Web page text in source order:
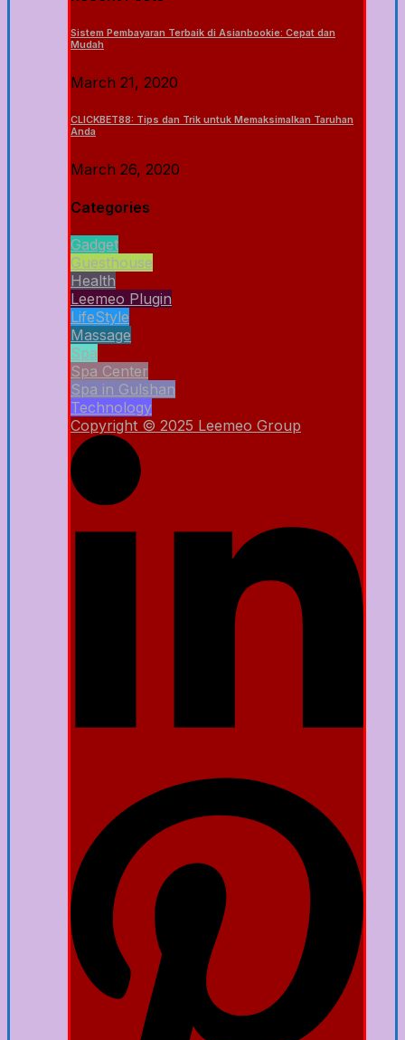
Sistem Pembayaran Terbaik di Asianbookie: Cepat dan
Mudah
March 21, 2020
CLICKBET88: Tips dan Trik untuk Memaksimalkan Taruhan
Anda
March 26, 2020
Categories
Gadget
Guesthouse
Health
Leemeo Plugin
LifeStyle
Massage
Spa
Spa Center
Spa in Gulshan
Technology
Copyright © 2025 Leemeo Group